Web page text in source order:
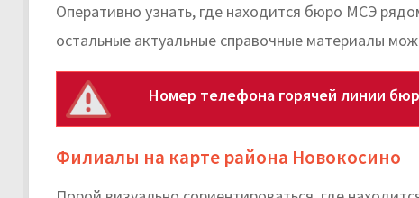
Оперативно узнать, где находится бюро МСЭ
остальные актуальные справочные материалы
Номер телефона горячей линии
Филиалы на карте района Новокосино